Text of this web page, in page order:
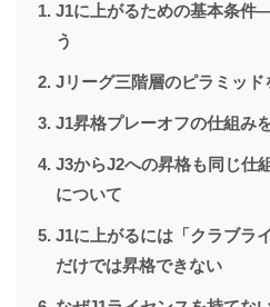
J1に上がるための基本条
う
Jリーグ三階層のピラミッド
J1昇格プレーオフの仕組み
J3からJ2への昇格も同じ
について
J1に上がるには「クラブ
だけでは昇格できない